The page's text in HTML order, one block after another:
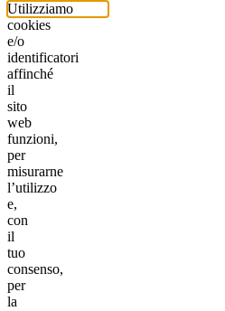
Utilizziamo
cookies
e/o
identificatori
affinché
il
sito
web
funzioni,
per
misurarne
l’utilizzo
e,
con
il
tuo
consenso,
per
la